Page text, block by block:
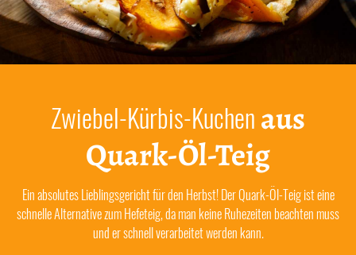
Zwiebel-Kürbis-Kuchenaus
Quark-Öl-Teig
Ein absolutes Lieblingsgericht für den Herbst! Der Quark-Öl-Teig ist eine
schnelle Alternative zum Hefeteig, da man keine Ruhezeiten beachten muss
und er schnell verarbeitet werden kann.